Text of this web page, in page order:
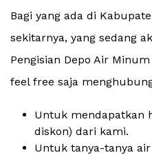
Bagi yang ada di
sekitarnya, yang sedang
Pengisian Depo Air
feel free saja
Untuk mendapatkan
diskon) dari kami.
Untuk tanya-tanya